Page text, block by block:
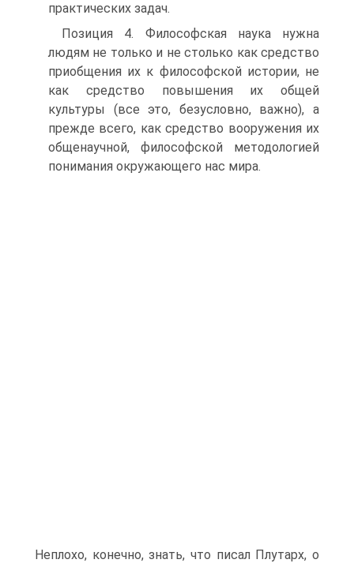
практических задач.
Позиция 4. Философская наука нужна
людям не только и не столько как средство
приобщения их к философской истории, не
как средство повышения их общей
культуры (все это, безусловно, важно), а
прежде всего, как средство вооружения их
общенаучной, философской методологией
понимания окружающего нас мира.
Неплохо, конечно, знать, что писал Плутарх, о